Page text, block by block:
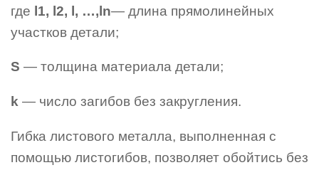
где l1, l2, l, …,ln— длина прямолинейных
участков детали;
S — толщина материала детали;
k — число загибов без закругления.
Гибка листового металла, выполненная с
помощью листогибов, позволяет обойтись без